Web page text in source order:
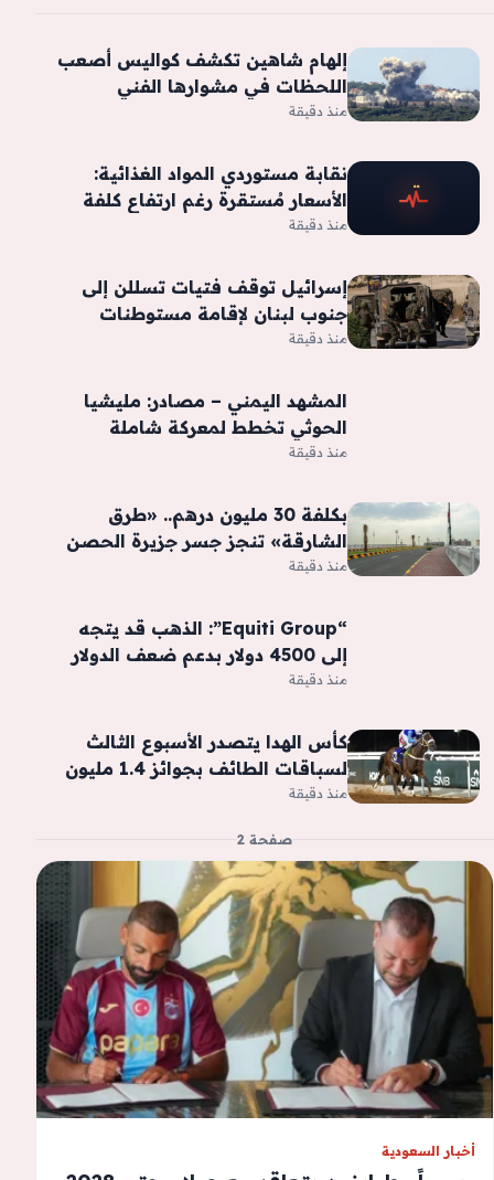
إلهام شاهين تكشف كواليس أصعب
اللحظات في مشوارها الفني
منذ دقيقة
نقابة مستوردي المواد الغذائية:
الأسعار مُستقرة رغم ارتفاع كلفة
الشحن
منذ دقيقة
إسرائيل توقف فتيات تسللن إلى
جنوب لبنان لإقامة مستوطنات
إسرائيلية
منذ دقيقة
المشهد اليمني – مصادر: مليشيا
الحوثي تخطط لمعركة شاملة
تستهدف صافر النفطية والعبر
منذ دقيقة
بكلفة 30 مليون درهم.. «طرق
الشارقة» تنجز جسر جزيرة الحصن
منذ دقيقة
“Equiti Group”: الذهب قد يتجه
إلى 4500 دولار بدعم ضعف الدولار
منذ دقيقة
كأس الهدا يتصدر الأسبوع الثالث
لسباقات الطائف بجوائز 1.4 مليون
ريال
منذ دقيقة
صفحة 2
أخبار السعودية